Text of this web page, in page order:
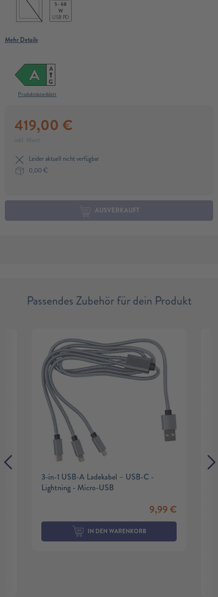
5 - 68
W
USB PD
Mehr Details
A
G
A
Produktdatenblatt
419,00 €
inkl. Mwst.
Leider aktuell nicht verfügbar
0,00 €
AUSVERKAUFT
Passendes Zubehör für dein Produkt
3-in-1 USB-A Ladekabel – USB-C -
Lightning - Micro-USB
9,99€
IN DEN WARENKORB